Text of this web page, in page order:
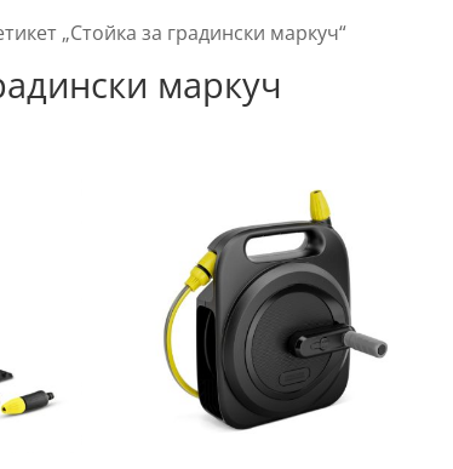
„Стойка за градински маркуч“
маркуч